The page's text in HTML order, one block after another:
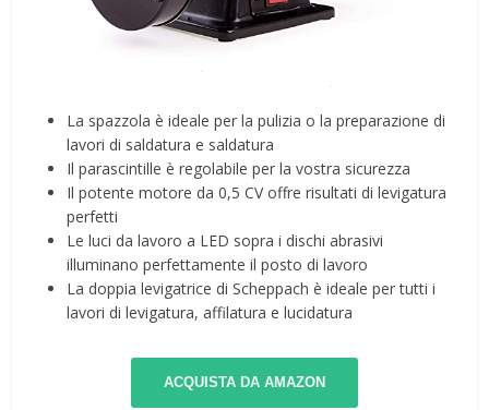
La spazzola è ideale per la pulizia o la preparazione di
lavori di saldatura e saldatura
Il parascintille è regolabile per la vostra sicurezza
Il potente motore da 0,5 CV offre risultati di levigatura
perfetti
Le luci da lavoro a LED sopra i dischi abrasivi
illuminano perfettamente il posto di lavoro
La doppia levigatrice di Scheppach è ideale per tutti i
lavori di levigatura, affilatura e lucidatura
ACQUISTA DA AMAZON